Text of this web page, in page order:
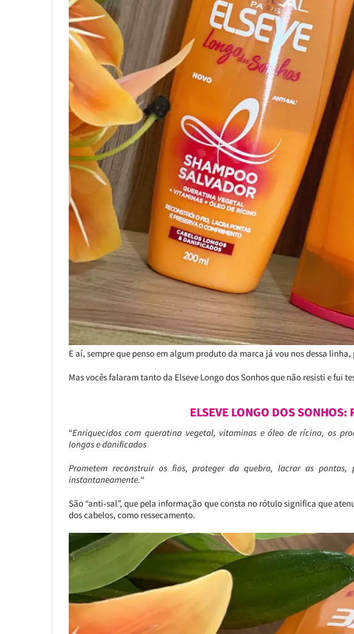
E aí, sempre que penso em algum produto da marca já vou nos dessa
Mas vocês falaram tanto da Elseve Longo dos Sonhos que não resisti e fui
ELSEVE LONGO DOS SONHOS:
“Enriquecidos com queratina vegetal, vitaminas e óleo de rícino, os
longos e danificados
Prometem reconstruir os fios, proteger da quebra, lacrar as pontas,
instantaneamente.“
São “anti-sal”, que pela informação que consta no rótulo significa que
dos cabelos, como ressecamento.